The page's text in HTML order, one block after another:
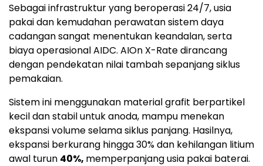
Sebagai infrastruktur yang beroperasi 24/7, usia
pakai dan kemudahan perawatan sistem daya
cadangan sangat menentukan keandalan, serta
biaya operasional AIDC. AIOn X-Rate dirancang
dengan pendekatan nilai tambah sepanjang siklus
pemakaian.
Sistem ini menggunakan material grafit berpartikel
kecil dan stabil untuk anoda, mampu menekan
ekspansi volume selama siklus panjang. Hasilnya,
ekspansi berkurang hingga 30% dan kehilangan litium
awal turun 40%, memperpanjang usia pakai baterai.